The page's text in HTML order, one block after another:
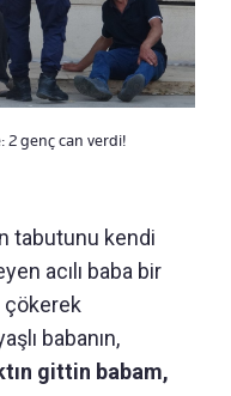
2 genç can verdi!
tabutunu kendi
acılı baba bir
çökerek
babanın,
gittin babam,